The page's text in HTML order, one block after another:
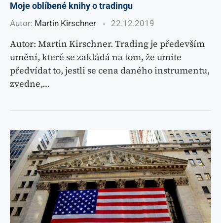
Moje oblíbené knihy o tradingu
Autor: Martin Kirschner 22.12.2019
Autor: Martin Kirschner. Trading je především
umění, které se zakládá na tom, že umíte
předvídat to, jestli se cena daného instrumentu,
zvedne,…